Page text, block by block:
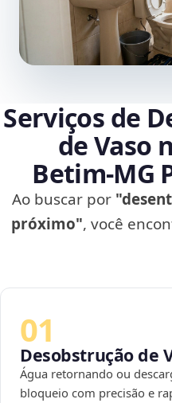
Serviços de
de Vaso
Betim‑MG
Ao buscar por
próximo", você
01
Desobstrução de
Água retornando ou
bloqueio com precisão e